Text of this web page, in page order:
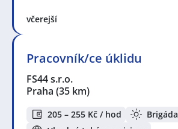
včerejší
Pracovník/ce úklidu
FS44 s.r.o.
Praha (35 km)
205 – 255 Kč / hod
Brigáda